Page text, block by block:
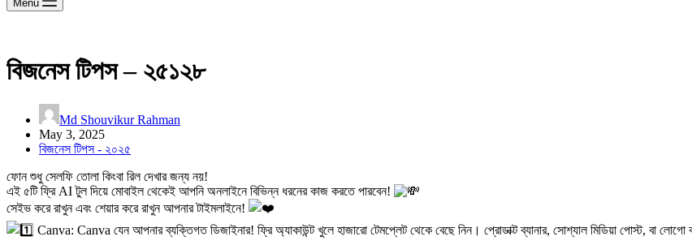
Menu
বিজনেস টিপস – ২৫১২৮
Md Shouvikur Rahman
May 3, 2025
বিজনেস টিপস - ২০২৫
ফোন শুধু সেলফি তোলা কিংবা রিল দেখার জন্য নয়!
এই ৫টি ফ্রি AI টুল দিয়ে মোবাইল থেকেই আপনি অনলাইনে বিভিন্ন ধরনের কাজ করতে পারবেন!
সেইভ করে রাখুন এবং শেয়ার করে রাখুন আপনার টাইমলাইনে!
Canva: Canva যেন আপনার ব্যক্তিগত ডিজাইনার! ফ্রি অ্যাকাউন্ট খুলে হাজারো টেমপ্লেট থেকে বেছে নিন। প্রোডাক্ট ব্যানার, সোশ্যাল মিডিয়া পোস্ট, বা